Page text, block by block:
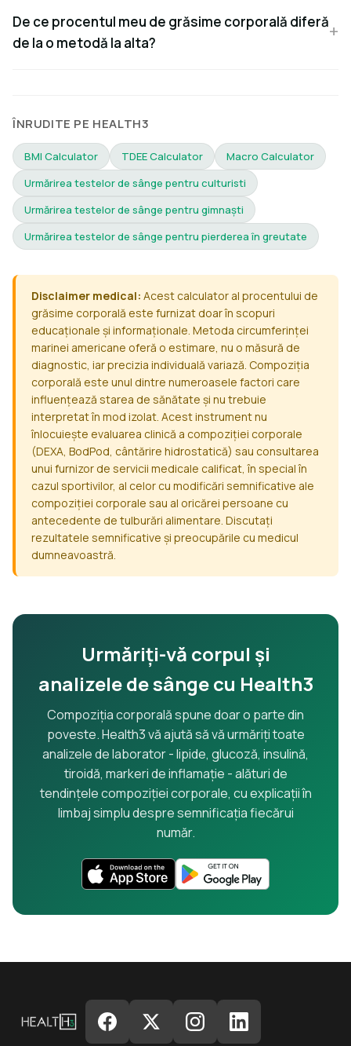
De ce procentul meu de grăsime corporală diferă
de la o metodă la alta?
ÎNRUDITE PE HEALTH3
BMI Calculator TDEE Calculator
Macro Calculator
Urmărirea testelor de sânge pentru culturisti
Urmărirea testelor de sânge pentru gimnaști
Urmărirea testelor de sânge pentru pierderea în greutate
Disclaimer medical: Acest calculator al procentului de
grăsime corporală este furnizat doar în scopuri
educaționale și informaționale. Metoda circumferinței
marinei americane oferă o estimare, nu o măsură de
diagnostic, iar precizia individuală variază. Compoziția
corporală este unul dintre numeroasele factori care
influențează starea de sănătate și nu trebuie
interpretat în mod izolat. Acest instrument nu
înlocuiește evaluarea clinică a compoziției corporale
(DEXA, BodPod, cântărire hidrostatică) sau consultarea
unui furnizor de servicii medicale calificat, în special în
cazul sportivilor, al celor cu modificări semnificative ale
compoziției corporale sau al oricărei persoane cu
antecedente de tulburări alimentare. Discutați
rezultatele semnificative și preocupările cu medicul
dumneavoastră.
Urmăriți-vă corpul și
analizele de sânge cu Health3
Compoziția corporală spune doar o parte din
poveste. Health3 vă ajută să vă urmăriți toate
analizele de laborator - lipide, glucoză, insulină,
tiroidă, markeri de inflamație - alături de
tendințele compoziției corporale, cu explicații în
limbaj simplu despre semnificația fiecărui
număr.